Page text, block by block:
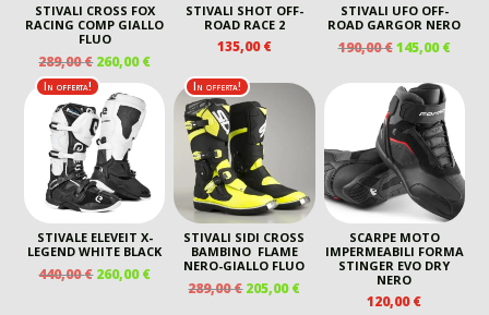
STIVALI CROSS FOX
RACING COMP GIALLO
FLUO
289,00€ IL
PREZZO
ORIGINALE
ERA:
289,00 €.
260,00€IL
PREZZO
ATTUALE
260,00 €.
STIVALI SHOT OFF-
ROAD RACE 2
135,00€
STIVALI UFO OFF-
ROAD GARGOR NERO
190,00€ IL
ORIGINALE
ERA:
190,00 €.
145,00€IL
In offerta!
STIVALE ELEVEIT X-
LEGEND WHITE BLACK
440,00€ IL
260,00€IL
PREZZO
In offerta!
STIVALI SIDI CROSS
BAMBINO FLAME
NERO-GIALLO FLUO
289,00€ IL
205,00€IL
SCARPE MOTO
IMPERMEABILI FORMA
STINGER EVO DRY
NERO
120,00€